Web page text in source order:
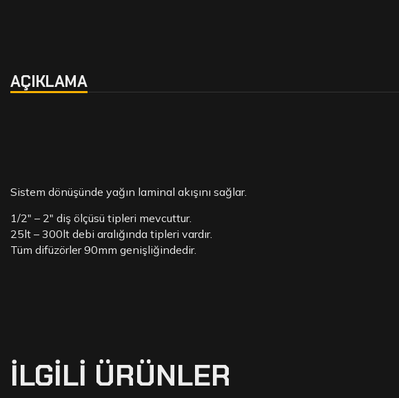
AÇIKLAMA
Sistem dönüşünde yağın laminal akışını sağlar.
1/2″ – 2″ diş ölçüsü tipleri mevcuttur.
25lt – 300lt debi aralığında tipleri vardır.
Tüm difüzörler 90mm genişliğindedir.
İLGILI ÜRÜNLER